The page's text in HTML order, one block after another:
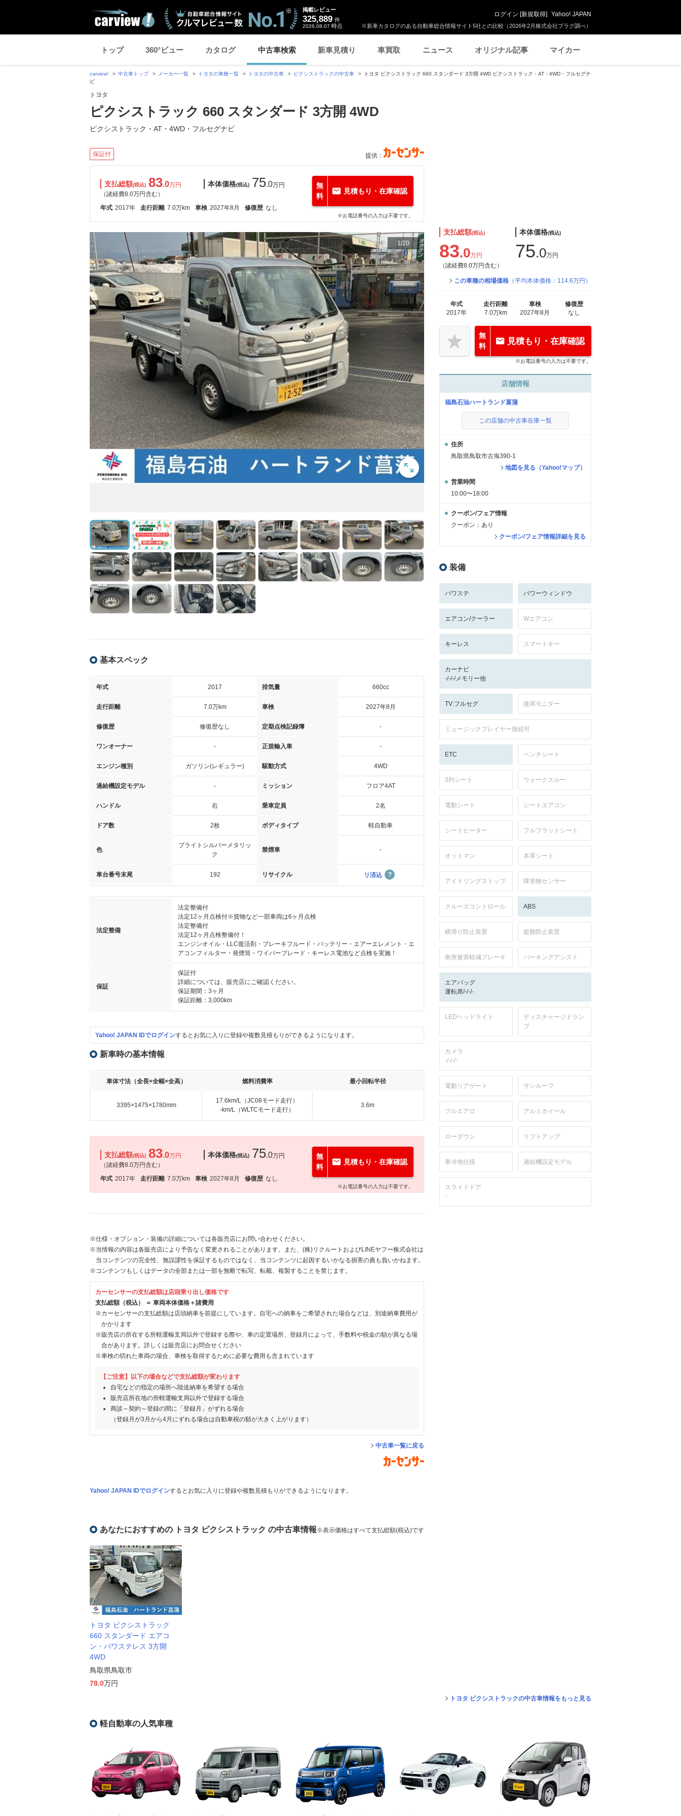
※新車カタログのある自動車総合情報サイト5社との比較（2026年2月株式会社プラグ調べ）
掲載レビュー
325,889 件
2026.08.07 時点
ログイン [新規取得] Yahoo! JAPAN
トップ 360°ビュー カタログ 中古車検索 新車見積り 車買取 ニュース オリジナル記事 マイカー
carview! 中古車トップ メーカー一覧 トヨタの車種一覧 トヨタの中古車 ピクシストラックの中古車
トヨタ ピクシストラック 660 スタンダード 3方開 4WD ピクシストラック・AT・4WD・フルセグナ
ビ
トヨタ
ピクシストラック 660 スタンダード 3方開 4WD
ピクシストラック・AT・4WD・フルセグナビ
保証付 提供：
支払総額(税込) 83.0万円
（諸経費8.0万円含む）
本体価格(税込) 75.0万円
年式 2017年 走行距離 7.0万km 車検 2027年8月 修復歴 なし
無
料
見積もり・在庫確認
※お電話番号の入力は不要です。
1/20
基本スペック
年式 2017 排気量 660cc
走行距離 7.0万km 車検 2027年8月
修復歴 修復歴なし 定期点検記録簿 -
ワンオーナー - 正規輸入車 -
エンジン種別 ガソリン(レギュラー) 駆動方式 4WD
過給機設定モデル - ミッション フロア4AT
ハンドル 右 乗車定員 2名
ドア数 2枚 ボディタイプ 軽自動車
色
ブライトシルバーメタリッ
ク
禁煙車 -
車台番号末尾 192 リサイクル リ済込
法定整備
法定整備付
法定12ヶ月点検付※貨物など一部車両は6ヶ月点検
法定整備付
法定12ヶ月点検整備付！
エンジンオイル・LLC復活剤・ブレーキフルード・バッテリー・エアーエレメント・エ
アコンフィルター・発煙筒・ワイパーブレード・キーレス電池など点検を実施！
保証
保証付
詳細については、販売店にご確認ください。
保証期間：3ヶ月
保証距離：3,000km
Yahoo! JAPAN IDでログインするとお気に入りに登録や複数見積もりができるようになります。
新車時の基本情報
車体寸法（全長×全幅×全高） 燃料消費率 最小回転半径
3395×1475×1780mm
17.6km/L（JC08モード走行）
-km/L（WLTCモード走行）
3.6m
支払総額(税込) 83.0万円
（諸経費8.0万円含む）
本体価格(税込) 75.0万円
年式 2017年 走行距離 7.0万km 車検 2027年8月 修復歴 なし
無
料
見積もり・在庫確認
※お電話番号の入力は不要です。
※仕様・オプション・装備の詳細については各販売店にお問い合わせください。
※当情報の内容は各販売店により予告なく変更されることがあります。また、(株)リクルートおよびLINEヤフー株式会社は
当コンテンツの完全性、無誤謬性を保証するものではなく、当コンテンツに起因するいかなる損害の責も負いかねます。
※コンテンツもしくはデータの全部または一部を無断で転写、転載、複製することを禁じます。
カーセンサーの支払総額は店頭乗り出し価格です
支払総額（税込） ＝ 車両本体価格＋諸費用
※カーセンサーの支払総額は店頭納車を前提にしています。自宅への納車をご希望された場合などは、別途納車費用が
かかります
※販売店の所在する所轄運輸支局以外で登録する際や、車の定置場所、登録月によって、手数料や税金の額が異なる場
合があります。詳しくは販売店にお問合せください
※車検の切れた車両の場合、車検を取得するために必要な費用も含まれています
【ご注意】以下の場合などで支払総額が変わります
自宅などの指定の場所へ陸送納車を希望する場合
販売店所在地の所轄運輸支局以外で登録する場合
商談～契約～登録の間に「登録月」がずれる場合
（登録月が3月から4月にずれる場合は自動車税の額が大きく上がります）
中古車一覧に戻る
Yahoo! JAPAN IDでログインするとお気に入りに登録や複数見積もりができるようになります。
支払総額(税込)
83.0万円
（諸経費8.0万円含む）
本体価格(税込)
75.0万円
この車種の相場価格 （平均本体価格：114.6万円）
年式
2017年
走行距離
7.0万km
車検
2027年8月
修復歴
なし
無
料
見積もり・在庫確認
※お電話番号の入力は不要です。
店舗情報
福島石油ハートランド菖蒲
この店舗の中古車在庫一覧
住所
鳥取県鳥取市古海390-1
地図を見る（Yahoo!マップ）
営業時間
10:00〜18:00
クーポン/フェア情報
クーポン：あり
クーポン/フェア情報詳細を見る
装備
パワステ パワーウィンドウ
エアコン/クーラー Wエアコン
キーレス スマートキー
カーナビ
-/-/-/メモリー他
TV:フルセグ 後席モニター
ミュージックプレイヤー接続可
ETC ベンチシート
3列シート ウォークスルー
電動シート シートエアコン
シートヒーター フルフラットシート
オットマン 本革シート
アイドリングストップ 障害物センサー
クルーズコントロール ABS
横滑り防止装置 盗難防止装置
衝突被害軽減ブレーキ パーキングアシスト
エアバッグ
運転席/-/-/-
LEDヘッドライト
ディスチャージドラン
プ
カメラ
-/-/-/-
電動リアゲート サンルーフ
フルエアロ アルミホイール
ローダウン リフトアップ
寒冷地仕様 過給機設定モデル
スライドドア
-
あなたにおすすめの トヨタ ピクシストラック の中古車情報※表示価格はすべて支払総額(税込)です
トヨタ ピクシストラック
660 スタンダード エアコ
ン・パワステレス 3方開
4WD
鳥取県鳥取市
78.0万円
トヨタ ピクシストラックの中古車情報をもっと見る
軽自動車の人気車種